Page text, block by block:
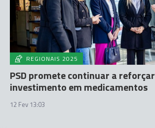
REGIONAIS 2025
PSD promete continuar a reforçar
investimento em medicamentos
12 Fev 13:03